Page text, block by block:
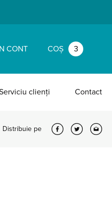
CONT COȘ 3
clienți Contact
Distribuie pe